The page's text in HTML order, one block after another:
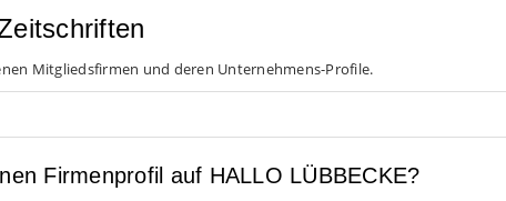
Mitgliedsfirmen und deren Unternehmens-Profile.
Firmenprofil auf HALLO LÜBBECKE?